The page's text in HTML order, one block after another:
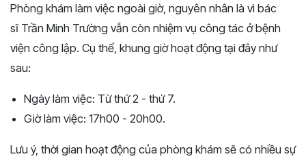
Phòng khám làm việc ngoài giờ, nguyên nhân là vì bác
sĩ Trần Minh Trường vẫn còn nhiệm vụ công tác ở bệnh
viện công lập. Cụ thể, khung giờ hoạt động tại đây như
sau:
Ngày làm việc: Từ thứ 2 - thứ 7.
Giờ làm việc: 17h00 - 20h00.
Lưu ý, thời gian hoạt động của phòng khám sẽ có nhiều sự